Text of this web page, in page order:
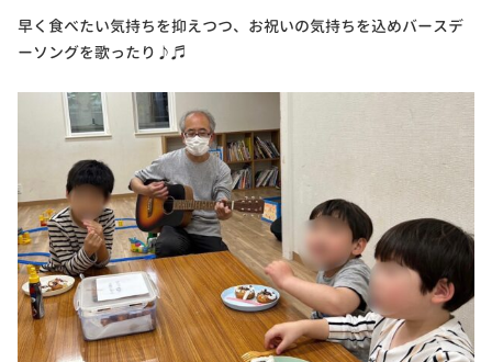
早く食べたい気持ちを抑えつつ、お祝いの気持ちを込めバースデ
ーソングを歌ったり♪♬